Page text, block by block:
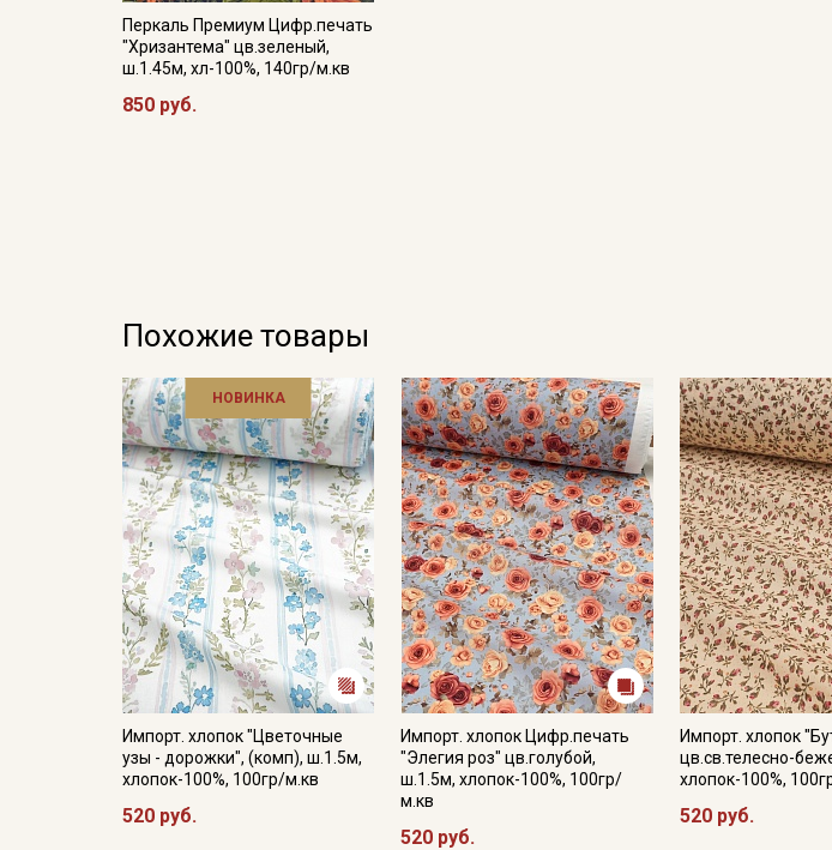
Перкаль Премиум Цифр.печать
"Хризантема" цв.зеленый,
ш.1.45м, хл-100%, 140гр/м.кв
850 руб.
Похожие товары
НОВИНКА
Импорт. хлопок "Цветочные
узы - дорожки", (комп), ш.1.5м,
хлопок-100%, 100гр/м.кв
520 руб.
Импорт. хлопок Цифр.печать
"Элегия роз" цв.голубой,
ш.1.5м, хлопок-100%, 100гр/
м.кв
520 руб.
Импорт. хлопок
цв.св.телесно-
хлопок-100%,
520 руб.
Мы публикуем здесь
промокоды и скидки
категории
Электронная почта
Ознакомлен(а) сПолитикой
данных
и даюСогласие на
данных
Даю
Согласие на получение
информационных рассылок